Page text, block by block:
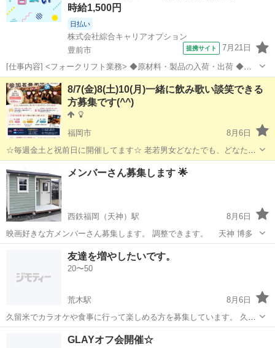
時給1,500円
日払い
株式会社綜合キャリアオプション
豊前市
提携サイト 7月21日
[仕事内容] <フォークリフト業務> ◆原材料・製品の入荷・出荷 ◆木
製パレットからプラスティック製パレットへの載せ替え ◆外観目視検
査 ◆管理コンピュータへのデータ(入力製品名、 ロット、 数量等) 。
＋お仕事探しはコン...
福岡 豊前市 工場
8/7(金)8(土)10(月)一緒に飲み歌い談笑できる
方募集です(⁠^⁠^⁠)
福岡市
8月6日
☆毎週金土と祝前日に開催してます☆ 老若男女どなたでも、どなたで
もお気軽に参加大歓迎です＼⁠(⁠^⁠o⁠^⁠)⁠／ ※参加者の9割以上は1人参加なの
でお気軽に参加ください♪ 時間はたっぷり最大6時間！！...
食べ放題
メンバーさん募集します 🌟
西鉄福岡（天神）駅
8月6日
映画好きな方メンバーさん募集します。 調整できます。 天神 博多
西鉄福岡（天神）駅
友達を増やしたいです。
20〜50
荒木駅
8月6日
久留米でカラオケや食事に行って楽しめる方を募集しています。 久々
にキャンプもやりたいと考えています。 今回は長く付き合える友達を
増やしたいと思い募集させて貰いました👍 気軽に連絡して下さい よろ
カラオケ
GLAYオフ会開催☆